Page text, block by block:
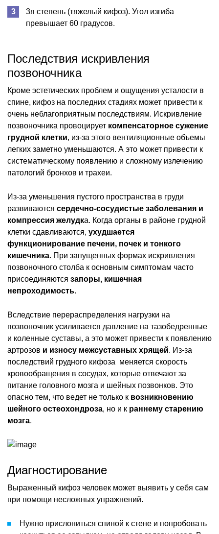
3я степень (тяжелый кифоз). Угол изгиба
превышает 60 градусов.
Последствия искривления
позвоночника
Кроме эстетических проблем и ощущения усталости в
спине, кифоз на последних стадиях может привести к
очень неблагоприятным последствиям. Искривление
позвоночника провоцирует компенсаторное сужение
грудной клетки, из-за этого вентиляционные объемы
легких заметно уменьшаются. А это может привести к
систематическому появлению и сложному излечению
патологий бронхов и трахеи.
Из-за уменьшения пустого пространства в груди
развиваются сердечно-сосудистые заболевания и
компрессия желудка. Когда органы в районе грудной
клетки сдавливаются, ухудшается
функционирование печени, почек и тонкого
кишечника. При запущенных формах искривления
позвоночного столба к основным симптомам часто
присоединяются запоры, кишечная
непроходимость.
Вследствие перераспределения нагрузки на
позвоночник усиливается давление на тазобедренные
и коленные суставы, а это может привести к появлению
артрозов и износу межсуставных хрящей. Из-за
последствий грудного кифоза меняется скорость
кровообращения в сосудах, которые отвечают за
питание головного мозга и шейных позвонков. Это
опасно тем, что ведет не только к возникновению
шейного остеохондроза, но и к раннему старению
мозга.
Диагностирование
Выраженный кифоз человек может выявить у себя сам
при помощи несложных упражнений.
Нужно прислониться спиной к стене и попробовать